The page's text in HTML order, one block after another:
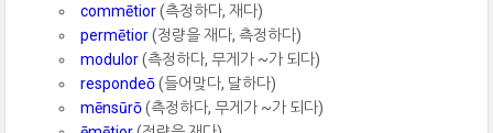
commētior(측정하다, 재다)
permētior(정량을 재다, 측정하다)
modulor(측정하다, 무게가 ~가 되다)
respondeō(들어맞다, 달하다)
mēnsūrō(측정하다, 무게가 ~가 되다)